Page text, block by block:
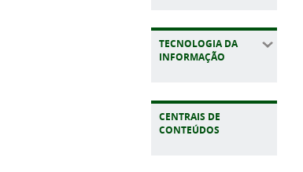
TECNOLOGIA DA
INFORMAÇÃO
CENTRAIS DE
CONTEÚDOS